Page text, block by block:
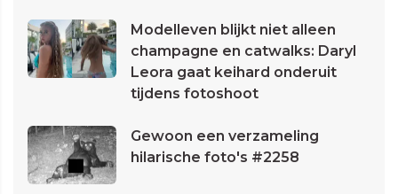
Modelleven blijkt niet alleen
champagne en catwalks: Daryl
Leora gaat keihard onderuit
tijdens fotoshoot
Gewoon een verzameling
hilarische foto's #2258